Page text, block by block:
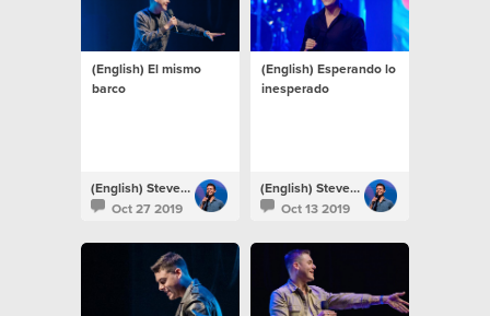
(English) El mismo
barco
(English) Steven Richards
Oct 27 2019
(English) Esperando lo
inesperado
(English) Steven Richards
Oct 13 2019